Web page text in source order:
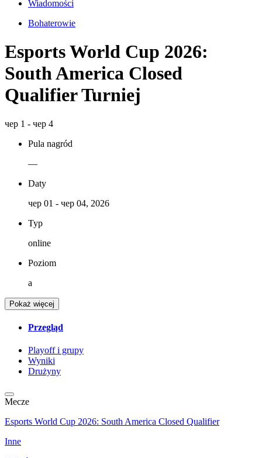
Wiadomości
Bohaterowie
Esports World Cup 2026:
South America Closed
Qualifier Turniej
чер 1 - чер 4
Pula nagród
—
Daty
чер 01 - чер 04, 2026
Typ
online
Poziom
a
Pokaż więcej
Przegląd
Playoff i grupy
Wyniki
Drużyny
Mecze
Esports World Cup 2026: South America Closed Qualifier
Inne